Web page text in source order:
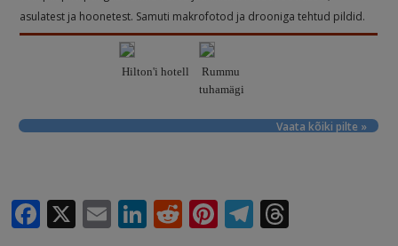
asulatest ja hoonetest. Samuti makrofotod ja drooniga tehtud pildid.
Hilton'i hotell
Rummu
tuhamägi
Vaata kõiki pilte »
F X E Li R Pi T